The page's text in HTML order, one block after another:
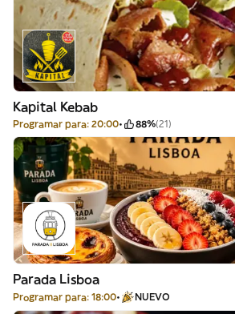
Kapital Kebab
Programar para: 20:00 88%(21)
Parada Lisboa
Programar para: 18:00 NUEVO